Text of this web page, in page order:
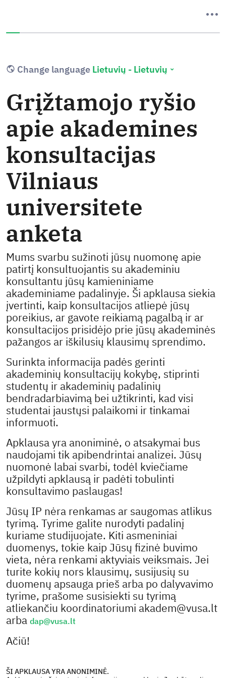
Change language
Grįžtamojo ryšio
apie akademines
konsultacijas
Vilniaus
universitete
anketa
Mums svarbu sužinoti jūsų nuomonę apie
patirtį konsultuojantis su akademiniu
konsultantu jūsų kamieniniame
akademiniame padalinyje. Ši apklausa siekia
įvertinti, kaip konsultacijos atliepė jūsų
poreikius, ar gavote reikiamą pagalbą ir ar
konsultacijos prisidėjo prie jūsų akademinės
pažangos ar iškilusių klausimų sprendimo.
Surinkta informacija padės gerinti
akademinių konsultacijų kokybę, stiprinti
studentų ir akademinių padalinių
bendradarbiavimą bei užtikrinti, kad visi
studentai jaustųsi palaikomi ir tinkamai
informuoti.
Apklausa yra anoniminė, o atsakymai bus
naudojami tik apibendrintai analizei. Jūsų
nuomonė labai svarbi, todėl kviečiame
užpildyti apklausą ir padėti tobulinti
konsultavimo paslaugas!
Jūsų IP nėra renkamas ar saugomas atlikus
tyrimą. Tyrime galite nurodyti padalinį
kuriame studijuojate. Kiti asmeniniai
duomenys, tokie kaip Jūsų fizinė buvimo
vieta, nėra renkami aktyviais veiksmais. Jei
turite kokių nors klausimų, susijusių su
duomenų apsauga prieš arba po dalyvavimo
tyrime, prašome susisiekti su tyrimą
atliekančiu koordinatoriumi akadem@vusa.lt
arba dap@vusa.lt
Ačiū!
ŠI APKLAUSA YRA ANONIMINĖ.